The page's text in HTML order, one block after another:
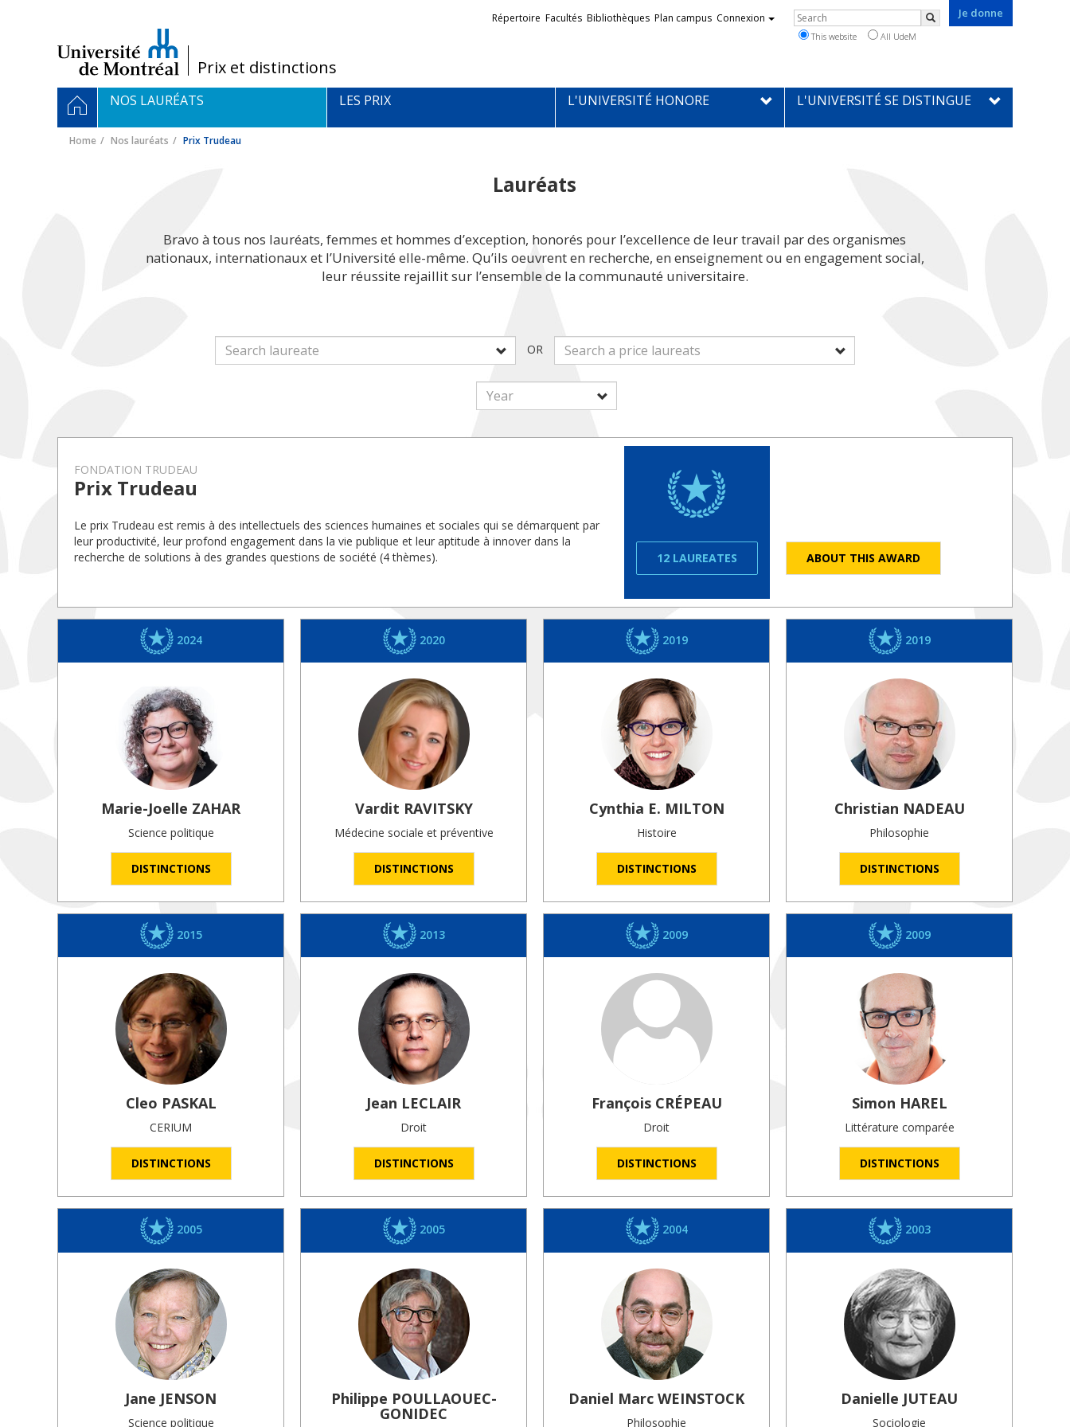
/Prix et distinctions
Je donne
Liens
externes
Répertoire Facultés Bibliothèques Plan campus Connexion Rechercher
Search
This website All UdeM
Navigation
principale
HOMENOS LAURÉATS LES PRIX L'UNIVERSITÉ HONORE L'UNIVERSITÉ SE DISTINGUE
Home Nos lauréats Prix Trudeau
Lauréats
Bravo à tous nos lauréats, femmes et hommes d’exception, honorés pour l’excellence de leur travail par des organismes
nationaux, internationaux et l’Université elle-même. Qu’ils oeuvrent en recherche, en enseignement ou en engagement social,
leur réussite rejaillit sur l’ensemble de la communauté universitaire.
OR
FONDATION TRUDEAU
Prix Trudeau
Le prix Trudeau est remis à des intellectuels des sciences humaines et sociales qui se démarquent par
leur productivité, leur profond engagement dans la vie publique et leur aptitude à innover dans la
recherche de solutions à des grandes questions de société (4 thèmes).
12 LAUREATES ABOUT THIS AWARD
2024
Marie-Joelle ZAHAR
Science politique
DISTINCTIONS
2020
Vardit RAVITSKY
Médecine sociale et préventive
DISTINCTIONS
2019
Cynthia E. MILTON
Histoire
DISTINCTIONS
2019
Christian NADEAU
Philosophie
DISTINCTIONS
2015
Cleo PASKAL
CERIUM
DISTINCTIONS
2013
Jean LECLAIR
Droit
DISTINCTIONS
2009
François CRÉPEAU
Droit
DISTINCTIONS
2009
Simon HAREL
Littérature comparée
DISTINCTIONS
2005
Jane JENSON
Science politique
2005
Philippe POULLAOUEC-
GONIDEC
2004
Daniel Marc WEINSTOCK
Philosophie
2003
Danielle JUTEAU
Sociologie